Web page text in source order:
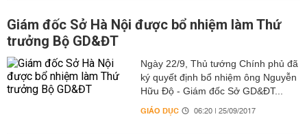
Giám đốc Sở Hà Nội được bổ nhiệm làm Thứ
trưởng Bộ GD&ĐT
Ngày 22/9, Thủ tướng Chính phủ đã
ký quyết định bổ nhiệm ông Nguyễn
Hữu Độ - Giám đốc Sở GD&ĐT...
GIÁO DỤC 06:20 | 25/09/2017